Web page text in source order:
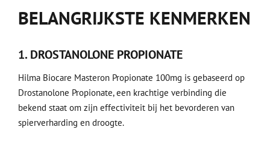
BELANGRIJKSTE KENMERKEN
1. DROSTANOLONE PROPIONATE
Hilma Biocare Masteron Propionate 100mg is gebaseerd op
Drostanolone Propionate, een krachtige verbinding die
bekend staat om zijn effectiviteit bij het bevorderen van
spierverharding en droogte.